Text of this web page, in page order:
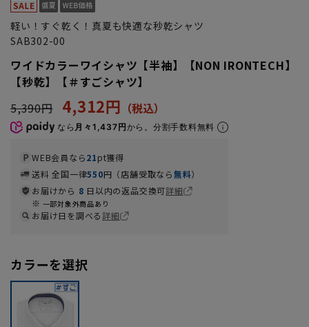
軽い！すぐ乾く！真夏も快適な秒乾シャツ
SAB302-00
ワイドカラーワイシャツ【半袖】【NON IRONTECH】
【秒乾】【＃すごシャツ】
5,390円 4,312円
なら 月々1,437円から。分割手数料無料
WEB会員なら21pt獲得
送料 全国一律550円（店舗受取なら無料）
お届けから 8 日以内の返品交換可詳細
一部対象外商品あり
お届け日を調べる詳細
カラーを選択